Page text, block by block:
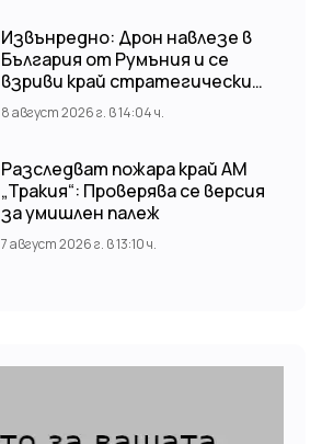
Извънредно: Дрон навлезе в
България от Румъния и се
взриви край стратегически
обект
8 август 2026 г. в 14:04 ч.
Разследват пожара край АМ
„Тракия“: Проверява се версия
за умишлен палеж
7 август 2026 г. в 13:10 ч.